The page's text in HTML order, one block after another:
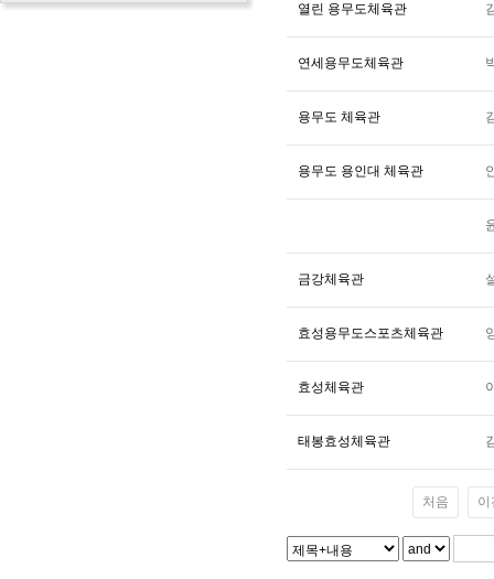
열린 용무도체육관
연세용무도체육관
용무도 체육관
용무도 용인대 체육관
금강체육관
효성용무도스포츠체육관
효성체육관
태봉효성체육관
처음 이